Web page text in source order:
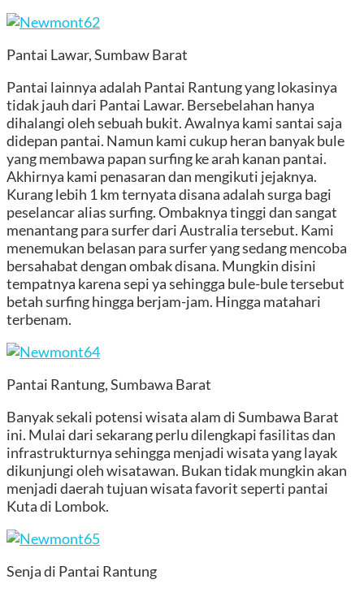
Pantai Lawar, Sumbaw Barat
Pantai lainnya adalah Pantai Rantung yang lokasinya
tidak jauh dari Pantai Lawar. Bersebelahan hanya
dihalangi oleh sebuah bukit. Awalnya kami santai saja
didepan pantai. Namun kami cukup heran banyak bule
yang membawa papan surfing ke arah kanan pantai.
Akhirnya kami penasaran dan mengikuti jejaknya.
Kurang lebih 1 km ternyata disana adalah surga bagi
peselancar alias surfing. Ombaknya tinggi dan sangat
menantang para surfer dari Australia tersebut. Kami
menemukan belasan para surfer yang sedang mencoba
bersahabat dengan ombak disana. Mungkin disini
tempatnya karena sepi ya sehingga bule-bule tersebut
betah surfing hingga berjam-jam. Hingga matahari
terbenam.
Pantai Rantung, Sumbawa Barat
Banyak sekali potensi wisata alam di Sumbawa Barat
ini. Mulai dari sekarang perlu dilengkapi fasilitas dan
infrastrukturnya sehingga menjadi wisata yang layak
dikunjungi oleh wisatawan. Bukan tidak mungkin akan
menjadi daerah tujuan wisata favorit seperti pantai
Kuta di Lombok.
Senja di Pantai Rantung